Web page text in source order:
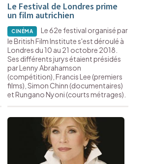
Le Festival de Londres prime
un film autrichien
CINÉMA
Le 62e festival organisé par
le British Film Institute s'est déroulé à
Londres du 10 au 21 octobre 2018.
Ses différents jurys étaient présidés
par Lenny Abrahamson
(compétition), Francis Lee (premiers
films), Simon Chinn (documentaires)
et Rungano Nyoni (courts métrages).